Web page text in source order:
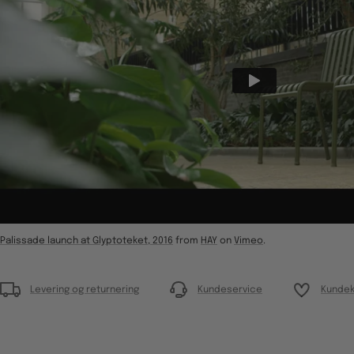
Palissade launch at Glyptoteket, 2016 from HAY on Vimeo.
Levering og returnering Kundeservice